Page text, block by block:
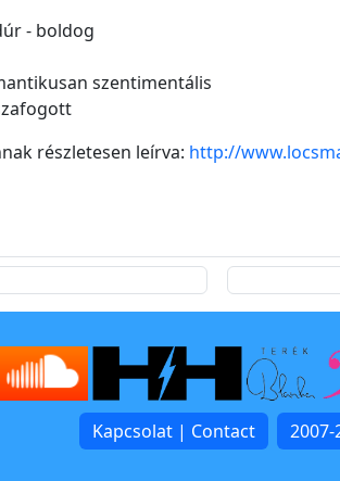
- boldog
szentimentális
részletesen leírva: http://
Kapcsolat | Contact